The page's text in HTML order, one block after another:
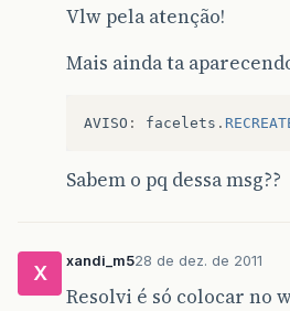
Vlw pela atenção!
Mais ainda ta
AVISO : facelets .
Sabem o pq dessa msg??
X
xandi_m528 de dez. de 2011
Resolvi é só colocar no